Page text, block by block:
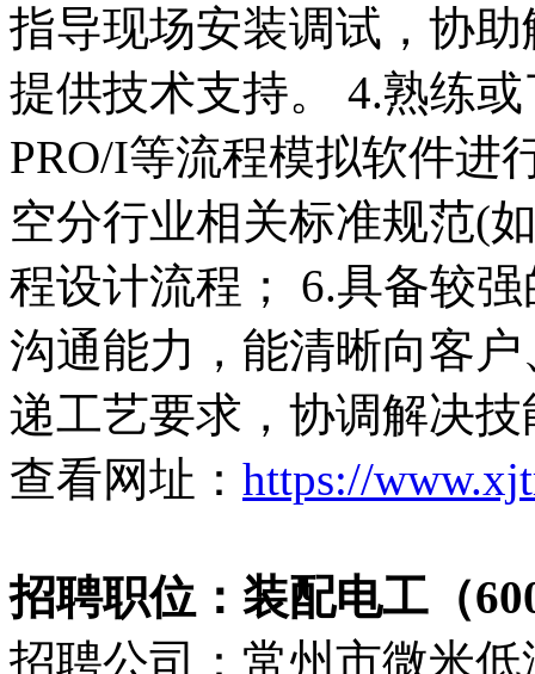
指导现场安装调试，协
提供技术支持。 4.熟练
PRO/I等流程模拟软件进
空分行业相关标准规范(
程设计流程； 6.具备较
沟通能力，能清晰向客
递工艺要求，协调解决
查看网址： https://
招聘职位：装配电工（
招聘公司：常州市微米